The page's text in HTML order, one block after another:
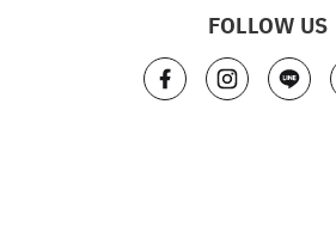
FOLLOW US